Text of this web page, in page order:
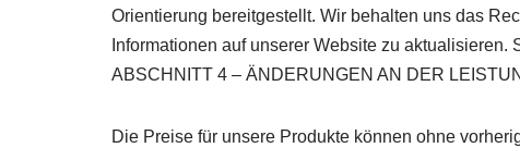
Orientierung bereitgestellt. Wir behalten uns das
Informationen auf unserer Website zu
ABSCHNITT 4 – ÄNDERUNGEN AN DER
Die Preise für unsere Produkte können ohne